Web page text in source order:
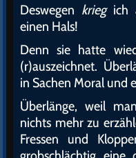
Deswegen kriegich
einen Hals!
Denn sie hatte
(r)auszeichnet.
in Sachen Moral und
Überlänge, weil
nichts mehr zu
Fressen und